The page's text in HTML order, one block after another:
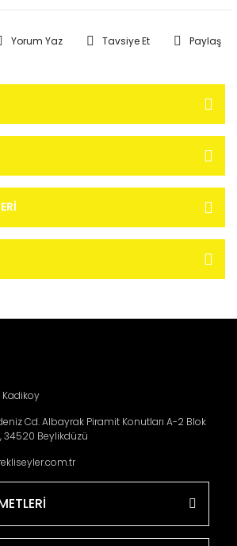
Yorum Yaz Tavsiye Et Paylaş
Kadikoy
Cd. Albayrak Piramit Konutları A-2 Blok
34520 Beylikdüzü